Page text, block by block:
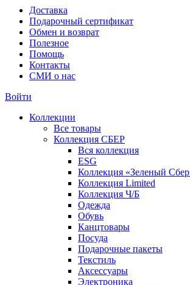
Доставка
Подарочный сертификат
Обмен и возврат
Полезное
Помощь
Контакты
СМИ о нас
Войти
Коллекции
Все товары
Коллекция СБЕР
Вся коллекция
ESG
Коллекция «Зеленый
Коллекция Limited
Коллекция Ч/Б
Одежда
Обувь
Канцтовары
Посуда
Подарочные пакеты
Текстиль
Аксессуары
Электроника